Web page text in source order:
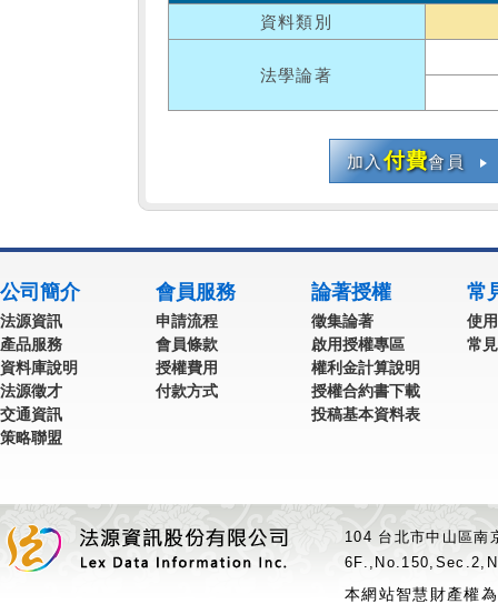
資料類別
法學論著
加入付費會員
公司簡介
法源資訊
產品服務
資料庫說明
法源徵才
交通資訊
策略聯盟
會員服務
申請流程
會員條款
授權費用
付款方式
論著授權
徵集論著
啟用授權專區
權利金計算說明
授權合約書下載
投稿基本資料表
常
使
常
104 台北市中山區
本網站智慧財產權